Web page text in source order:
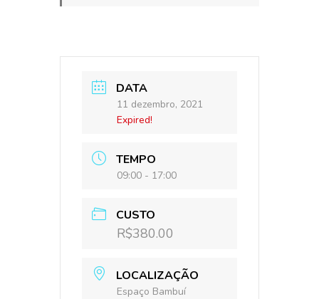
DATA
11 dezembro, 2021
Expired!
TEMPO
09:00 - 17:00
CUSTO
R$380.00
LOCALIZAÇÃO
Espaço Bambuí